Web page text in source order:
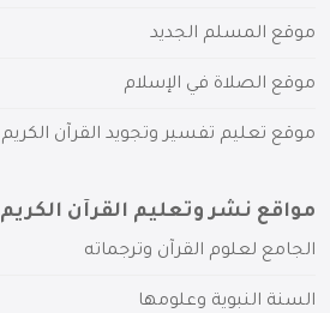
موقع المسلم الجديد
موقع الصلاة في الإسلام
موقع تعليم تفسير وتجويد القرآن الكريم
مواقع نشر وتعليم القرآن الكريم
الجامع لعلوم القرآن وترجماته
السنة النبوية وعلومها